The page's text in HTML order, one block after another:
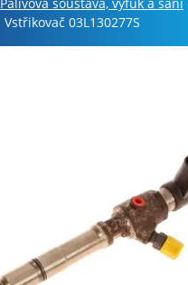
Vstřikovač 03L130277S